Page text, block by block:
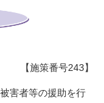
【施策番号243】
害者等の援助を行